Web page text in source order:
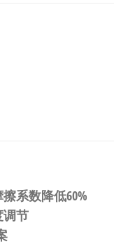
系数降低60%
调节